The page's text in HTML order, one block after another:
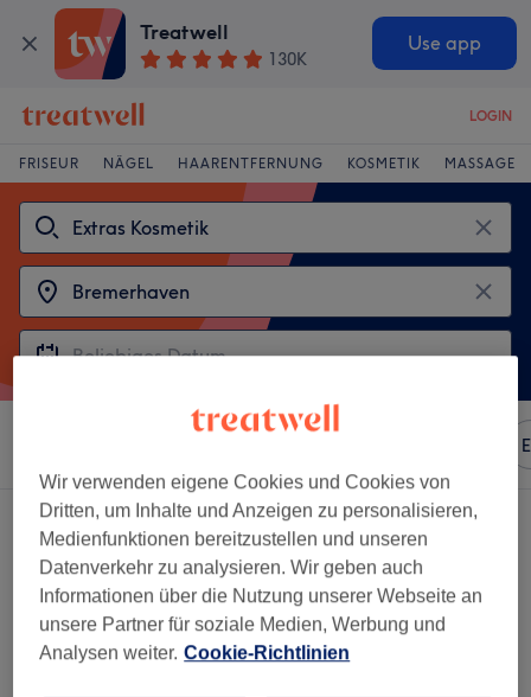
Treatwell
130K
Use app
LOGIN
FRISEUR NÄGEL HAARENTFERNUNG KOSMETIK MASSAGE
2 Salons die anbieten:extras kosmetik in Bremerhaven
Wir verwenden eigene Cookies und Cookies von
Dritten, um Inhalte und Anzeigen zu personalisieren,
Medienfunktionen bereitzustellen und unseren
Datenverkehr zu analysieren. Wir geben auch
Informationen über die Nutzung unserer Webseite an
unsere Partner für soziale Medien, Werbung und
Analysen weiter. Cookie-Richtlinien